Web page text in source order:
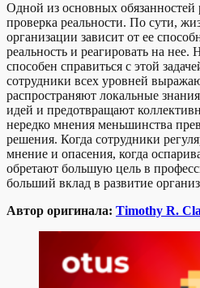
Одной из основных обязанностей
проверка реальности. По сути,
организации зависит от ее
реальность и реагировать на
способен справиться с этой
сотрудники всех уровней
распространяют локальные
идей и предотвращают
нередко мнения меньшинства
решения. Когда сотрудники
мнение и опасения, когда
обретают большую цель в
больший вклад в развитие
Автор оригинала: Timothy R.